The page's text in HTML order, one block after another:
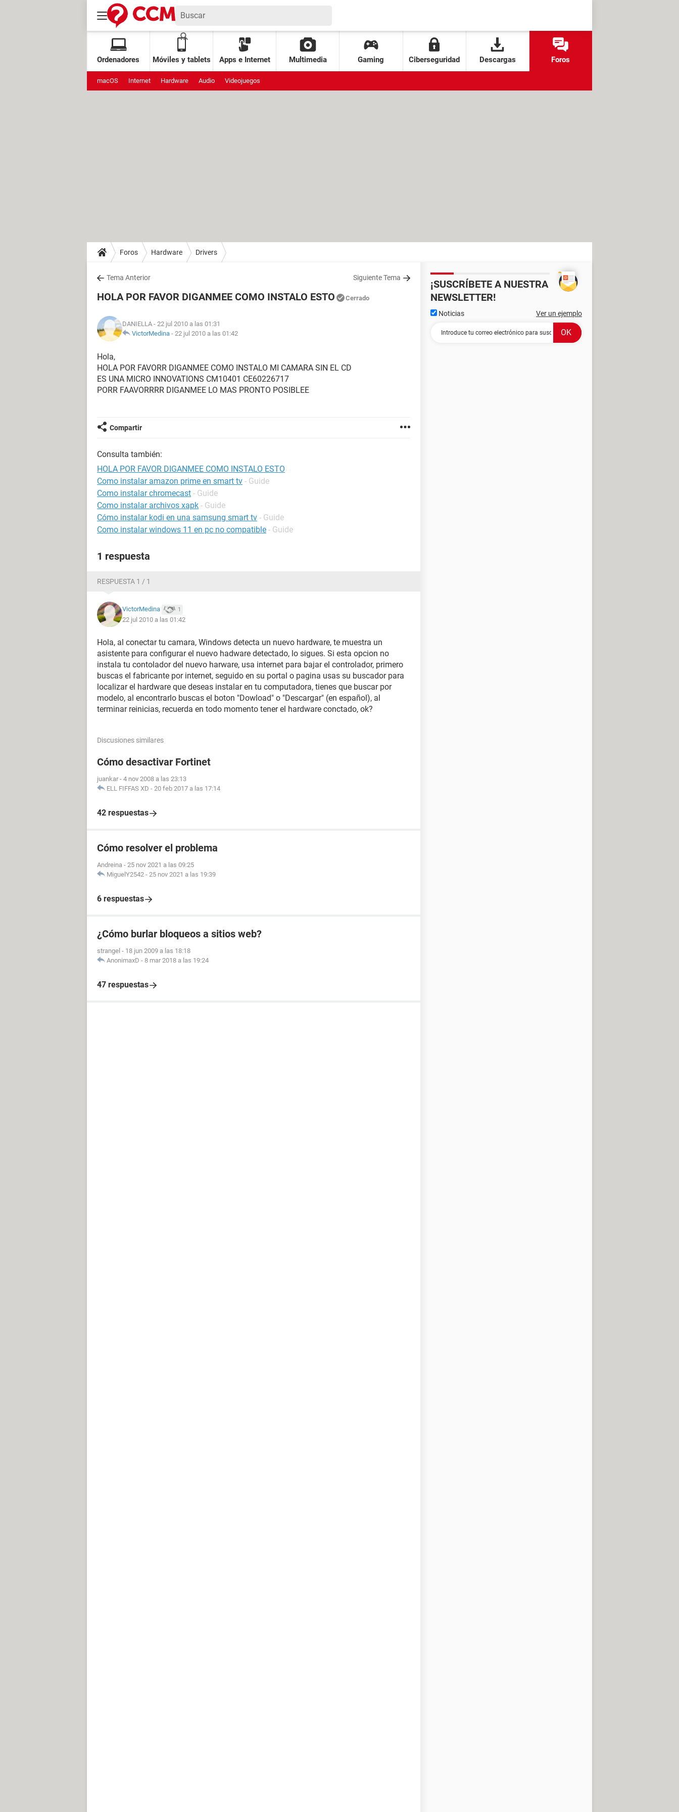
Ordenadores Móviles y tablets Apps e Internet Multimedia Gaming Ciberseguridad Descargas Foros
macOS Internet Hardware Audio Videojuegos
Foros Hardware Drivers
Tema Anterior Siguiente Tema
HOLA POR FAVOR DIGANMEE COMO INSTALO ESTO Cerrado
DANIELLA - 22 jul 2010 a las 01:31
VictorMedina - 22 jul 2010 a las 01:42
Hola,
HOLA POR FAVORR DIGANMEE COMO INSTALO MI CAMARA SIN EL CD
ES UNA MICRO INNOVATIONS CM10401 CE60226717
PORR FAAVORRRR DIGANMEE LO MAS PRONTO POSIBLEE
Compartir
Consulta también:
HOLA POR FAVOR DIGANMEE COMO INSTALO ESTO
Como instalar amazon prime en smart tv - Guide
Como instalar chromecast - Guide
Como instalar archivos xapk - Guide
Cómo instalar kodi en una samsung smart tv - Guide
Como instalar windows 11 en pc no compatible - Guide
1 respuesta
RESPUESTA 1 / 1
VictorMedina 1
22 jul 2010 a las 01:42
Hola, al conectar tu camara, Windows detecta un nuevo hardware, te muestra un
asistente para configurar el nuevo hadware detectado, lo sigues. Si esta opcion no
instala tu contolador del nuevo harware, usa internet para bajar el controlador, primero
buscas el fabricante por internet, seguido en su portal o pagina usas su buscador para
localizar el hardware que deseas instalar en tu computadora, tienes que buscar por
modelo, al encontrarlo buscas el boton "Dowload" o "Descargar" (en español), al
terminar reinicias, recuerda en todo momento tener el hardware conctado, ok?
Discusiones similares
Cómo desactivar Fortinet
juankar - 4 nov 2008 a las 23:13
ELL FIFFAS XD - 20 feb 2017 a las 17:14
42 respuestas
Cómo resolver el problema
Andreina - 25 nov 2021 a las 09:25
MiguelY2542 - 25 nov 2021 a las 19:39
6 respuestas
¿Cómo burlar bloqueos a sitios web?
strangel - 18 jun 2009 a las 18:18
AnonimaxD - 8 mar 2018 a las 19:24
47 respuestas
¡SUSCRÍBETE A NUESTRA
NEWSLETTER!
Noticias Ver un ejemplo